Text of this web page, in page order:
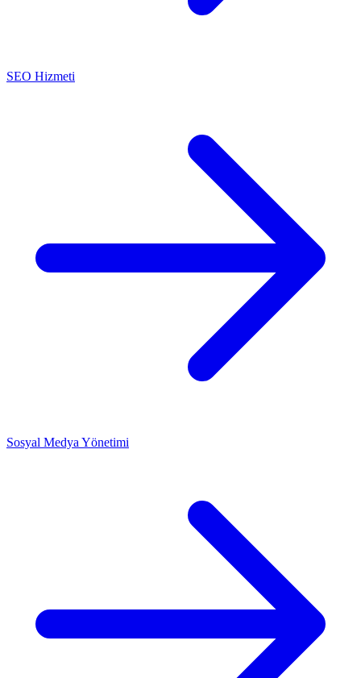
SEO Hizmeti
Sosyal Medya Yönetimi